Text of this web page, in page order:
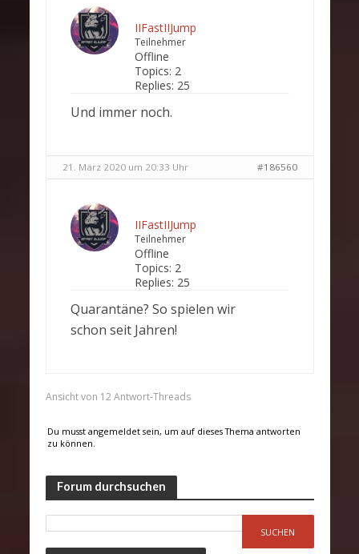
IIFastIIJump
Teilnehmer
Offline
Topics: 2
Replies: 25
Und immer noch.
21. März 2020 um 20:33 Uhr #186560
IIFastIIJump
Teilnehmer
Offline
Topics: 2
Replies: 25
Quarantäne? So spielen wir
schon seit Jahren!
Ansicht von 12 Antwort-Threads
Du musst angemeldet sein, um auf dieses Thema antworten
zu können.
Forum durchsuchen